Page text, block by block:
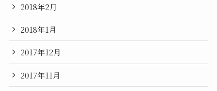
2018年2月
2018年1月
2017年12月
2017年11月